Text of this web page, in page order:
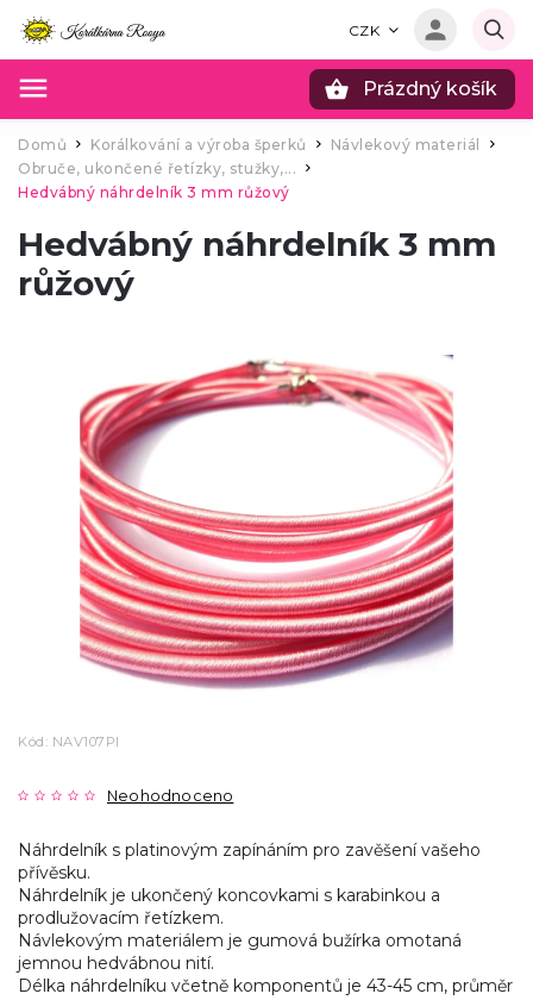
CZK
Prázdný košík
Domů / Korálkování a výroba šperků Návlekový materiál
Obruče, ukončené řetízky, stužky,... /
Hedvábný náhrdelník 3 mm růžový
Hedvábný náhrdelník 3 mm
růžový
Kód: NAV107PI
Neohodnoceno
Náhrdelník s platinovým zapínáním pro zavěšení vašeho
přívěsku.
Náhrdelník je ukončený koncovkami s karabinkou a
prodlužovacím řetízkem.
Návlekovým materiálem je gumová bužírka omotaná
jemnou hedvábnou nití.
Délka náhrdelníku včetně komponentů je 43-45 cm, průměr